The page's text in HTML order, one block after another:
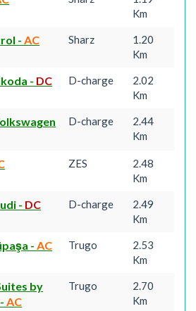
Km
- AC Sharz
1.20
Km
- DC D-charge
2.02
Km
D-charge
2.44
Km
ZES
2.48
Km
- DC D-charge
2.49
Km
- AC Trugo
2.53
Km
by
- AC
Trugo
2.70
Km